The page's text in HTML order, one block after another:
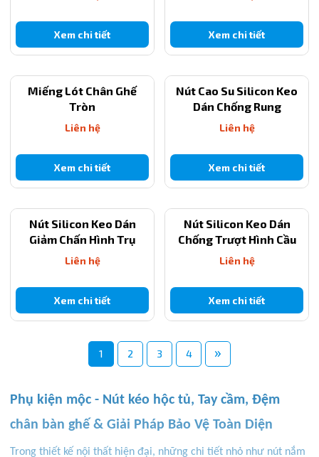
Xem chi tiết Xem chi tiết
Miếng Lót Chân Ghế
Tròn
Liên hệ
Xem chi tiết
Nút Cao Su Silicon Keo
Dán Chống Rung
Liên hệ
Xem chi tiết
Nút Silicon Keo Dán
Giảm Chấn Hình Trụ
Liên hệ
Xem chi tiết
Nút Silicon Keo Dán
Chống Trượt Hình Cầu
Liên hệ
Xem chi tiết
1 2 3 4 »
Phụ kiện mộc - Nút kéo hộc tủ, Tay cầm, Đệm
chân bàn ghế & Giải Pháp Bảo Vệ Toàn Diện
Trong thiết kế nội thất hiện đại, những chi tiết nhỏ như nút nắm